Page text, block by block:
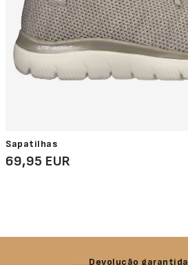
Sapatilhas
69,95 EUR
Devolução garantida